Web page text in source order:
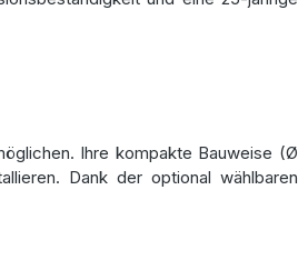
Ihre kompakte Bauweise (Ø
Dank der optional wählbaren